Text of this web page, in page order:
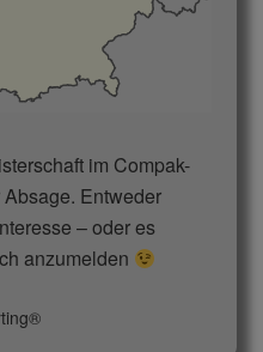
im Compak-
Entweder
– oder es
anzumelden